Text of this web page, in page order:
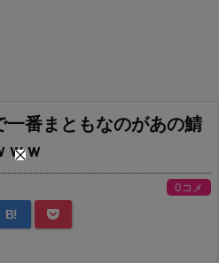
一番まともなのがあの鯖
ｗｗ
0コメ
B!